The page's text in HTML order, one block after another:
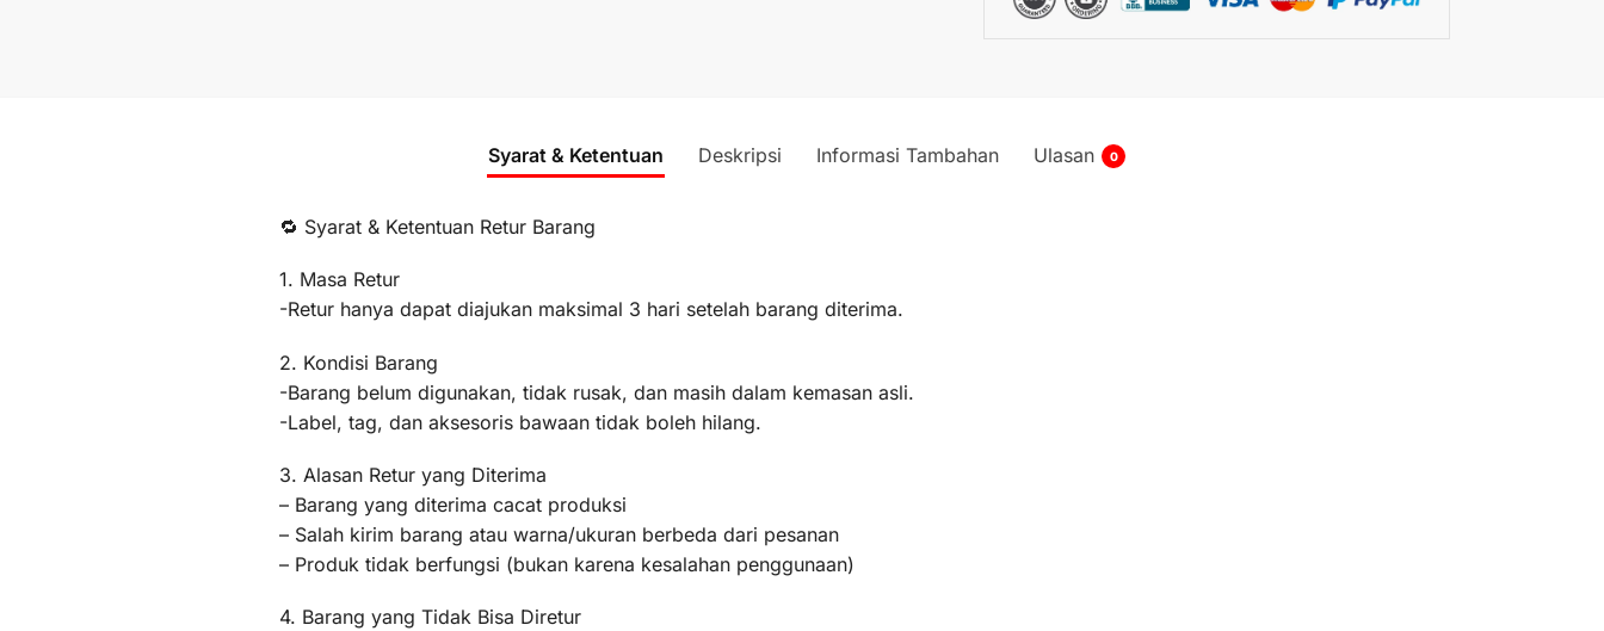
Syarat & Ketentuan Deskripsi Informasi Tambahan Ulasan 0
🔁 Syarat & Ketentuan Retur Barang
1. Masa Retur
-Retur hanya dapat diajukan maksimal 3 hari setelah barang diterima.
2. Kondisi Barang
-Barang belum digunakan, tidak rusak, dan masih dalam kemasan asli.
-Label, tag, dan aksesoris bawaan tidak boleh hilang.
3. Alasan Retur yang Diterima
– Barang yang diterima cacat produksi
– Salah kirim barang atau warna/ukuran berbeda dari pesanan
– Produk tidak berfungsi (bukan karena kesalahan penggunaan)
4. Barang yang Tidak Bisa Diretur